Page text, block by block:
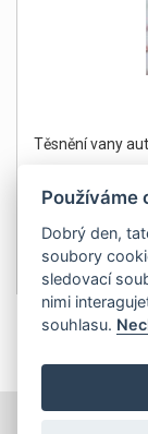
Těsnění vany
590Kč
bez DPH 488 Kč
Používáme
Dobrý den,
soubory
sledovací
nimi
souhlasu.